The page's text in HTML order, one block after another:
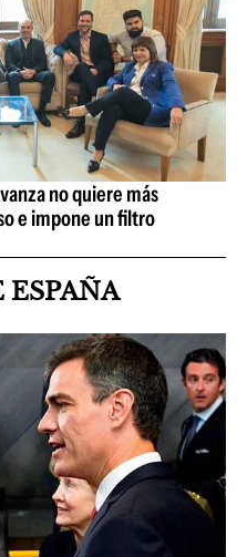
no quiere más
e impone un filtro